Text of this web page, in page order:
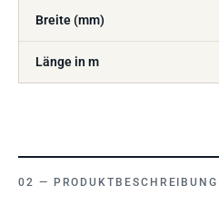
Breite (mm)
Länge in m
PRODUKTBESCHREIBUNG